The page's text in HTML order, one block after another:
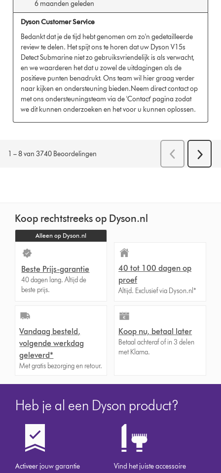
Koop rechtstreeks op Dyson.nl
Alleen op Dyson.nl
Beste Prijs-garantie
40 dagen lang. Altijd de
beste prijs.
40 tot 100 dagen op
proef
Altijd. Exclusief via Dyson.nl*
Vandaag besteld,
volgende werkdag
geleverd*
Met gratis bezorging en retour.
Koop nu, betaal later
Betaal achteraf of in 3 delen
met Klarna.
Heb je al een Dyson product?
Activeer jouw garantie Vind het juiste accessoire